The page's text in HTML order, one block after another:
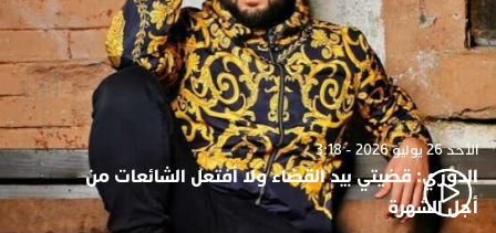
الأحد 26 يوليو 2026 - 3:18
الدوزي: قضيتي بيد القضاء ولا أفتعل الشائعات من
أجل الشهرة